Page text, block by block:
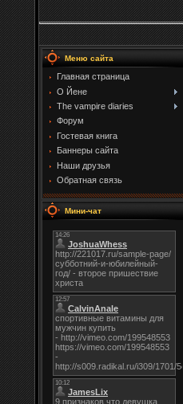
Меню сайта
Главная страница
О Йене
The vampire diaries
Форум
Гостевая книга
Баннеры сайта
Наши друзья
Обратная связь
Мини-чат